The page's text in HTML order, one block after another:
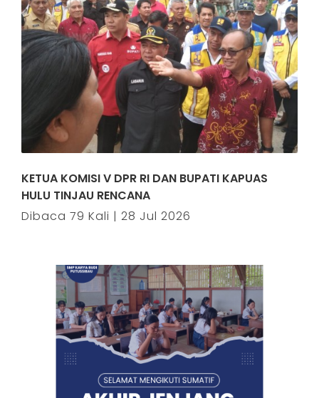
KETUA KOMISI V DPR RI DAN BUPATI KAPUAS
HULU TINJAU RENCANA
Dibaca 79 Kali | 28 Jul 2026